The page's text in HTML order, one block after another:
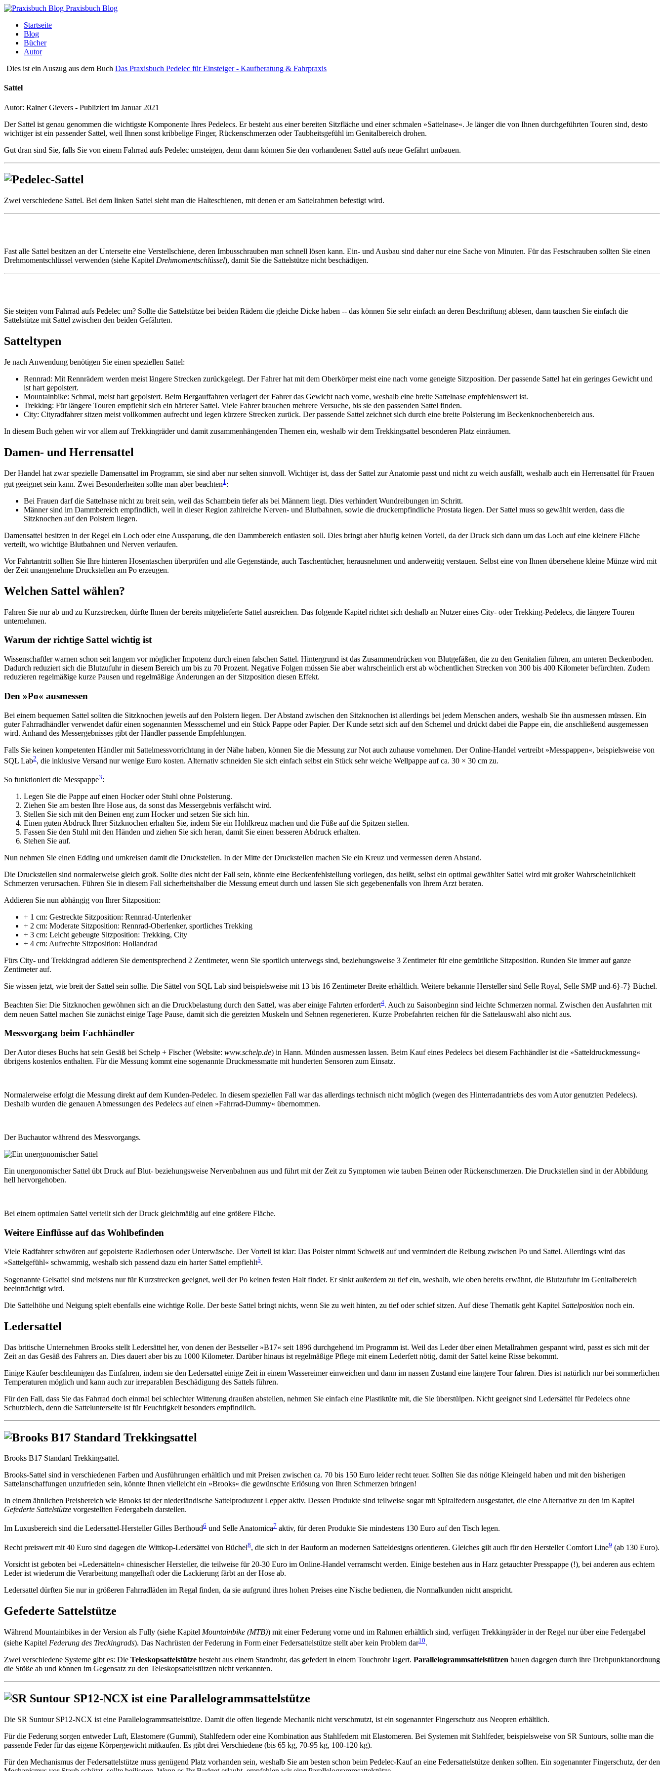
Praxisbuch Blog
Startseite
Blog
Bücher
Autor
Dies ist ein Auszug aus dem Buch Das Praxisbuch Pedelec für Einsteiger - Kaufberatung & Fahrpraxis
Sattel
Autor: Rainer Gievers - Publiziert im Januar 2021
Der Sattel ist genau genommen die wichtigste Komponente Ihres Pedelecs. Er besteht aus einer be­reiten Sitzfläche und einer schmalen »Sattelnase«. Je länger die von Ihnen durchgeführten Touren sind, desto
wichtiger ist ein passender Sattel, weil Ihnen sonst kribbelige Finger, Rücken­schmerzen oder Taubheitsgefühl im Genitalbereich drohen.
Gut dran sind Sie, falls Sie von einem Fahrrad aufs Pedelec umsteigen, denn dann können Sie den vorhandenen Sattel aufs neue Gefährt umbauen.
Zwei verschiedene Sattel. Bei dem linken Sattel sieht man die Halteschienen, mit denen er am Sattel­rahmen befestigt wird.
Fast alle Sattel besitzen an der Unterseite eine Verstellschiene, deren Imbusschrauben man schnell lösen kann. Ein- und Ausbau sind daher nur eine Sache von Minuten. Für das Festschrauben sollten Sie einen
Drehmomentschlüssel verwenden (siehe Kapitel Drehmomentschlüssel), damit Sie die Sattelstütze nicht beschädigen.
Sie steigen vom Fahrrad aufs Pedelec um? Sollte die Sattelstütze bei beiden Rädern die gleiche Dicke haben -- das können Sie sehr einfach an deren Beschriftung ablesen, dann tauschen Sie ein­fach die
Sattelstütze mit Sattel zwischen den beiden Gefährten.
Satteltypen
Je nach Anwendung benötigen Sie einen speziellen Sattel:
Rennrad: Mit Rennrädern werden meist längere Strecken zurückgelegt. Der Fahrer hat mit dem Oberkörper meist eine nach vorne geneigte Sitzposition. Der passende Sattel hat ein geringes Gewicht und
ist hart gepolstert.
Mountainbike: Schmal, meist hart gepolstert. Beim Bergauffahren verlagert der Fahrer das Gewicht nach vorne, weshalb eine breite Sattelnase empfehlenswert ist.
Trekking: Für längere Touren empfiehlt sich ein härterer Sattel. Viele Fahrer brauchen mehrere Versuche, bis sie den passenden Sattel finden.
City: Cityradfahrer sitzen meist vollkommen aufrecht und legen kürzere Strecken zurück. Der passende Sattel zeichnet sich durch eine breite Polsterung im Beckenknochenbereich aus.
In diesem Buch gehen wir vor allem auf Trekkingräder und damit zusammenhängenden Themen ein, weshalb wir dem Trekkingsattel besonderen Platz einräumen.
Damen- und Herrensattel
Der Handel hat zwar spezielle Damensattel im Programm, sie sind aber nur selten sinnvoll. Wich­tiger ist, dass der Sattel zur Anatomie passt und nicht zu weich ausfällt, weshalb auch ein Herren­sattel für Frauen
gut geeignet sein kann. Zwei Besonderheiten sollte man aber beachten1 :
Bei Frauen darf die Sattelnase nicht zu breit sein, weil das Schambein tiefer als bei Män­nern liegt. Dies verhindert Wundreibungen im Schritt.
Männer sind im Dammbereich empfindlich, weil in dieser Region zahlreiche Nerven- und Blutbahnen, sowie die druckempfindliche Prostata liegen. Der Sattel muss so gewählt wer­den, dass die
Sitzknochen auf den Polstern liegen.
Damensattel besitzen in der Regel ein Loch oder eine Aussparung, die den Dammbereich entlasten soll. Dies bringt aber häufig keinen Vorteil, da der Druck sich dann um das Loch auf eine kleinere Fläche
verteilt, wo wichtige Blutbahnen und Nerven verlaufen.
Vor Fahrtantritt sollten Sie Ihre hinteren Hosentaschen überprüfen und alle Gegenstände, auch Taschentücher, herausnehmen und anderweitig verstauen. Selbst eine von Ihnen übersehene kleine Münze wird mit
der Zeit unangenehme Druckstellen am Po erzeugen.
Welchen Sattel wählen?
Fahren Sie nur ab und zu Kurzstrecken, dürfte Ihnen der bereits mitgelieferte Sattel ausreichen. Das folgende Kapitel richtet sich deshalb an Nutzer eines City- oder Trekking-Pedelecs, die längere Touren
unternehmen.
Warum der richtige Sattel wichtig ist
Wissenschaftler warnen schon seit langem vor möglicher Impotenz durch einen falschen Sattel. Hintergrund ist das Zusammendrücken von Blutgefäßen, die zu den Genitalien führen, am unteren Beckenboden.
Dadurch reduziert sich die Blutzufuhr in diesem Bereich um bis zu 70 Prozent. Negative Folgen müssen Sie aber wahrscheinlich erst ab wöchentlichen Strecken von 300 bis 400 Kilometer befürchten. Zudem
reduzieren regelmäßige kurze Pausen und regelmäßige Änderungen an der Sitzposition diesen Effekt.
Den »Po« ausmessen
Bei einem bequemen Sattel sollten die Sitzknochen jeweils auf den Polstern liegen. Der Abstand zwischen den Sitzknochen ist allerdings bei jedem Menschen anders, weshalb Sie ihn ausmessen müssen. Ein
guter Fahrradhändler verwendet dafür einen sogenannten Messschemel und ein Stück Pappe oder Papier. Der Kunde setzt sich auf den Schemel und drückt dabei die Pappe ein, die an­schließend ausgemessen
wird. Anhand des Messergebnisses gibt der Händler passende Empfehlun­gen.
Falls Sie keinen kompetenten Händler mit Sattelmessvorrichtung in der Nähe haben, können Sie die Messung zur Not auch zuhause vornehmen. Der Online-Handel vertreibt »Messpappen«, bei­spielsweise von
SQL Lab2, die inklusive Versand nur wenige Euro kosten. Alternativ schneiden Sie sich einfach selbst ein Stück sehr weiche Wellpappe auf ca. 30 × 30 cm zu.
So funktioniert die Messpappe3:
Legen Sie die Pappe auf einen Hocker oder Stuhl ohne Polsterung.
Ziehen Sie am besten Ihre Hose aus, da sonst das Messergebnis verfälscht wird.
Stellen Sie sich mit den Beinen eng zum Hocker und setzen Sie sich hin.
Einen guten Abdruck Ihrer Sitzknochen erhalten Sie, indem Sie ein Hohlkreuz machen und die Füße auf die Spitzen stellen.
Fassen Sie den Stuhl mit den Händen und ziehen Sie sich heran, damit Sie einen besseren Abdruck erhalten.
Stehen Sie auf.
Nun nehmen Sie einen Edding und umkreisen damit die Druckstellen. In der Mitte der Druckstel­len machen Sie ein Kreuz und vermessen deren Abstand.
Die Druckstellen sind normalerweise gleich groß. Sollte dies nicht der Fall sein, könnte eine Beckenfehlstellung vorliegen, das heißt, selbst ein optimal gewählter Sattel wird mit großer Wahr­scheinlichkeit
Schmerzen verursachen. Führen Sie in diesem Fall sicherheitshalber die Messung erneut durch und lassen Sie sich gegebenenfalls von Ihrem Arzt beraten.
Addieren Sie nun abhängig von Ihrer Sitzposition:
+ 1 cm: Gestreckte Sitzposition: Rennrad-Unterlenker
+ 2 cm: Moderate Sitzposition: Rennrad-Oberlenker, sportliches Trekking
+ 3 cm: Leicht gebeugte Sitzposition: Trekking, City
+ 4 cm: Aufrechte Sitzposition: Hollandrad
Fürs City- und Trekkingrad addieren Sie dementsprechend 2 Zentimeter, wenn Sie sportlich unter­wegs sind, beziehungsweise 3 Zentimeter für eine gemütliche Sitzposition. Runden Sie immer auf ganze
Zentimeter auf.
Sie wissen jetzt, wie breit der Sattel sein sollte. Die Sättel von SQL Lab sind beispielsweise mit 13 bis 16 Zentimeter Breite erhältlich. Weitere bekannte Hersteller sind Selle Royal, Selle SMP und-6}-7} Büchel.
Beachten Sie: Die Sitzknochen gewöhnen sich an die Druckbelastung durch den Sattel, was aber einige Fahrten erfordert4. Auch zu Saisonbeginn sind leichte Schmerzen normal. Zwischen den Ausfahrten mit
dem neuen Sattel machen Sie zunächst einige Tage Pause, damit sich die gereizten Muskeln und Sehnen regenerieren. Kurze Probefahrten reichen für die Sattelauswahl also nicht aus.
Messvorgang beim Fachhändler
Der Autor dieses Buchs hat sein Gesäß bei Schelp + Fischer (Website: www.schelp.de) in Hann. Münden ausmessen lassen. Beim Kauf eines Pedelecs bei diesem Fachhändler ist die »Sattel­druckmessung«
übrigens kostenlos enthalten. Für die Messung kommt eine sogenannte Druck­messmatte mit hunderten Sensoren zum Einsatz.
Normalerweise erfolgt die Messung direkt auf dem Kunden-Pedelec. In diesem speziellen Fall war das allerdings technisch nicht möglich (wegen des Hinterradantriebs des vom Autor genutzten Pedelecs).
Deshalb wurden die genauen Abmessungen des Pedelecs auf einen »Fahrrad-Dummy« übernommen.
Der Buchautor während des Messvorgangs.
Ein unergonomischer Sattel übt Druck auf Blut- beziehungsweise Nervenbahnen aus und führt mit der Zeit zu Symptomen wie tauben Beinen oder Rückenschmerzen. Die Druckstellen sind in der Abbildung
hell hervorgehoben.
Bei einem optimalen Sattel verteilt sich der Druck gleichmäßig auf eine größere Fläche.
Weitere Einflüsse auf das Wohlbefinden
Viele Radfahrer schwören auf gepolsterte Radlerhosen oder Unterwäsche. Der Vorteil ist klar: Das Polster nimmt Schweiß auf und vermindert die Reibung zwischen Po und Sattel. Allerdings wird das
»Sattelgefühl« schwammig, weshalb sich passend dazu ein harter Sattel empfiehlt5.
Sogenannte Gelsattel sind meistens nur für Kurzstrecken geeignet, weil der Po keinen festen Halt findet. Er sinkt außerdem zu tief ein, weshalb, wie oben bereits erwähnt, die Blutzufuhr im Geni­talbereich
beeinträchtigt wird.
Die Sattelhöhe und Neigung spielt ebenfalls eine wichtige Rolle. Der beste Sattel bringt nichts, wenn Sie zu weit hinten, zu tief oder schief sitzen. Auf diese Thematik geht Kapitel Sattelposition noch ein.
Ledersattel
Das britische Unternehmen Brooks stellt Ledersättel her, von denen der Bestseller »B17« seit 1896 durchgehend im Programm ist. Weil das Leder über einen Metallrahmen gespannt wird, passt es sich mit der
Zeit an das Gesäß des Fahrers an. Dies dauert aber bis zu 1000 Kilometer. Darüber hinaus ist regelmäßige Pflege mit einem Lederfett nötig, damit der Sattel keine Risse bekommt.
Einige Käufer beschleunigen das Einfahren, indem sie den Ledersattel einige Zeit in einem Wassereimer einweichen und dann im nassen Zustand eine längere Tour fahren. Dies ist natürlich nur bei sommerlichen
Temperaturen möglich und kann auch zur irreparablen Beschädigung des Sattels führen.
Für den Fall, dass Sie das Fahrrad doch einmal bei schlechter Witterung draußen abstellen, neh­men Sie einfach eine Plastiktüte mit, die Sie überstülpen. Nicht geeignet sind Ledersättel für Pede­lecs ohne
Schutzblech, denn die Sattelunterseite ist für Feuchtigkeit besonders empfindlich.
Brooks B17 Standard Trekkingsattel.
Brooks-Sattel sind in verschiedenen Farben und Ausführungen erhältlich und mit Preisen zwischen ca. 70 bis 150 Euro leider recht teuer. Sollten Sie das nötige Kleingeld haben und mit den bisheri­gen
Sattelanschaffungen unzufrieden sein, könnte Ihnen vielleicht ein »Brooks« die gewünschte Erlösung von Ihren Schmerzen bringen!
In einem ähnlichen Preisbereich wie Brooks ist der niederländische Sattelproduzent Lepper aktiv. Dessen Produkte sind teilweise sogar mit Spiralfedern ausgestattet, die eine Alternative zu den im Kapitel
Gefederte Sattelstütze vorgestellten Federgabeln darstellen.
Im Luxusbereich sind die Ledersattel-Hersteller Gilles Berthoud6 und Selle Anatomica7 aktiv, für deren Produkte Sie mindestens 130 Euro auf den Tisch legen.
Recht preiswert mit 40 Euro sind dagegen die Wittkop-Ledersättel von Büchel8, die sich in der Bauform an modernen Satteldesigns orientieren. Gleiches gilt auch für den Hersteller Comfort Line9 (ab 130 Euro).
Vorsicht ist geboten bei »Ledersätteln« chinesischer Hersteller, die teilweise für 20-30 Euro im Online-Handel verramscht werden. Einige bestehen aus in Harz getauchter Presspappe (!), bei an­deren aus echtem
Leder ist wiederum die Verarbeitung mangelhaft oder die Lackierung färbt an der Hose ab.
Ledersattel dürften Sie nur in größeren Fahrradläden im Regal finden, da sie aufgrund ihres hohen Preises eine Nische bedienen, die Normalkunden nicht anspricht.
Gefederte Sattelstütze
Während Mountainbikes in der Version als Fully (siehe Kapitel Mountainbike (MTB)) mit ei­ner Federung vorne und im Rahmen erhältlich sind, verfügen Trekkingräder in der Regel nur über eine Federgabel
(siehe Kapitel Federung des Treckingrads). Das Nachrüsten der Federung in Form einer Federsattelstütze stellt aber kein Problem dar10.
Zwei verschiedene Systeme gibt es: Die Teleskopsattelstütze besteht aus einem Standrohr, das gefedert in einem Touchrohr lagert. Parallelogrammsattelstützen bauen dagegen durch ihre Drehpunktanordnung
die Stöße ab und können im Gegensatz zu den Teleskopsattelstützen nicht verkannten.
Die SR Suntour SP12-NCX ist eine Parallelogrammsattelstütze. Damit die offen liegende Mechanik nicht verschmutzt, ist ein sogenannter Fingerschutz aus Neopren erhältlich.
Für die Federung sorgen entweder Luft, Elastomere (Gummi), Stahlfedern oder eine Kombination aus Stahlfedern mit Elastomeren. Bei Systemen mit Stahlfeder, beispielsweise von SR Suntours, sollte man die
passende Feder für das eigene Körpergewicht mitkaufen. Es gibt drei Verschiedene (bis 65 kg, 70-95 kg, 100-120 kg).
Für den Mechanismus der Federsattelstütze muss genügend Platz vorhanden sein, weshalb Sie am besten schon beim Pedelec-Kauf an eine Federsattelstütze denken sollten. Ein sogenannter Finger­schutz, der den